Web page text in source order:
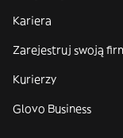
Kariera
Zarejestruj swoją
Kurierzy
Glovo Business